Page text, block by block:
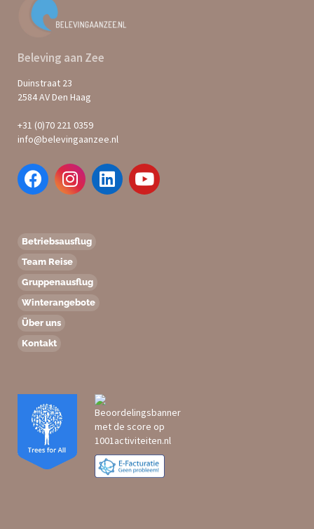
Beleving aan Zee
Duinstraat 23
2584 AV Den Haag
+31 (0)70 221 0359
info@belevingaanzee.nl
Betriebsausflug
Team Reise
Gruppenausflug
Winterangebote
Über uns
Kontakt